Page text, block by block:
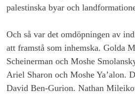
palestinska byar och
Och så var det omdöpningen av
att framstå som inhemska. Golda
Scheinerman och Moshe
Ariel Sharon och Moshe Ya’alon.
David Ben-Gurion. Nathan